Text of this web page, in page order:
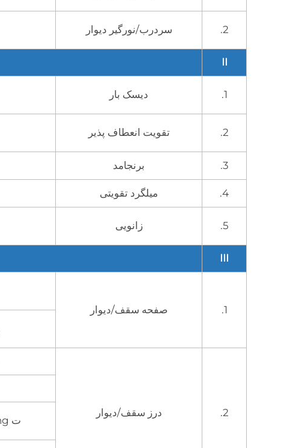
2. سردرب/نورگیر دیوار
II
1. دیسک بار
2. تقویت انعطاف پذیر
3. برنجامد
4. میلگرد تقویتی
5. زانویی
III
1. صفحه سقف/دیوار
2. درز سقف/دیوار
ت trimming دیوار شیبدار